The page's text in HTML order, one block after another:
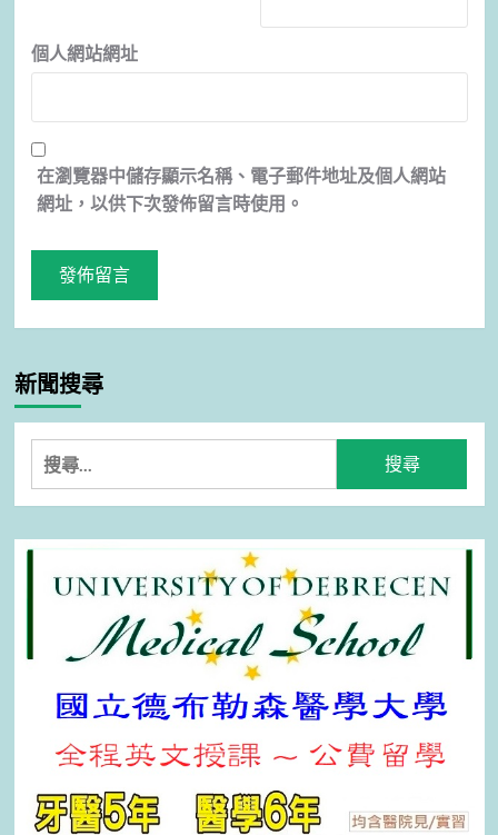
個人網站網址
在瀏覽器中儲存顯示名稱、電子郵件地址及個人網站
網址，以供下次發佈留言時使用。
新聞搜尋
搜
尋
關
鍵